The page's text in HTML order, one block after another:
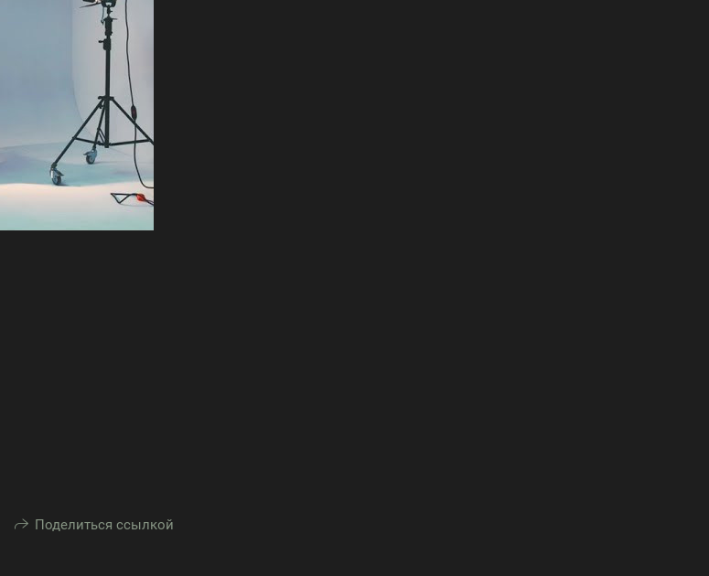
Поделиться ссылкой